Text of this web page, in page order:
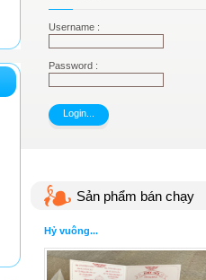
Username :
Password :
Sản phẩm bán chạy
Hỷ vuông...